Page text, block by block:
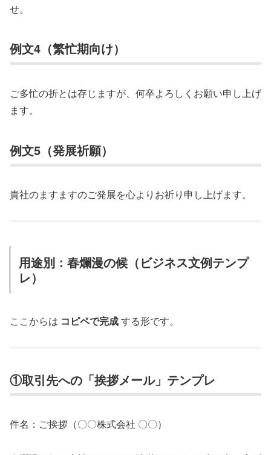
せ。
例文4（繁忙期向け）
ご多忙の折とは存じますが、何卒よろしくお願い申し上げ
ます。
例文5（発展祈願）
貴社のますますのご発展を心よりお祈り申し上げます。
用途別：春爛漫の候（ビジネス文例テンプ
レ）
ここからは コピペで完成する形です。
①取引先への「挨拶メール」テンプレ
件名：ご挨拶（〇〇株式会社 〇〇）